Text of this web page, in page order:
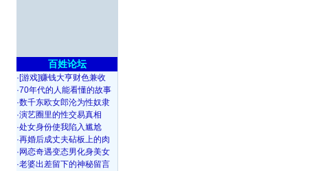
百姓论坛
· [游戏]赚钱大亨财色兼收
·70年代的人能看懂的故事
·数千东欧女郎沦为性奴隶
·演艺圈里的性交易真相
·处女身份使我陷入尴尬
·再婚后成丈夫砧板上的肉
· 网恋奇遇变态男化身美女
·老婆出差留下的神秘留言